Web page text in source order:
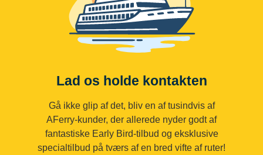
Lad os holde kontakten
Gå ikke glip af det, bliv en af tusindvis af
AFerry-kunder, der allerede nyder godt af
fantastiske Early Bird-tilbud og eksklusive
specialtilbud på tværs af en bred vifte af ruter!